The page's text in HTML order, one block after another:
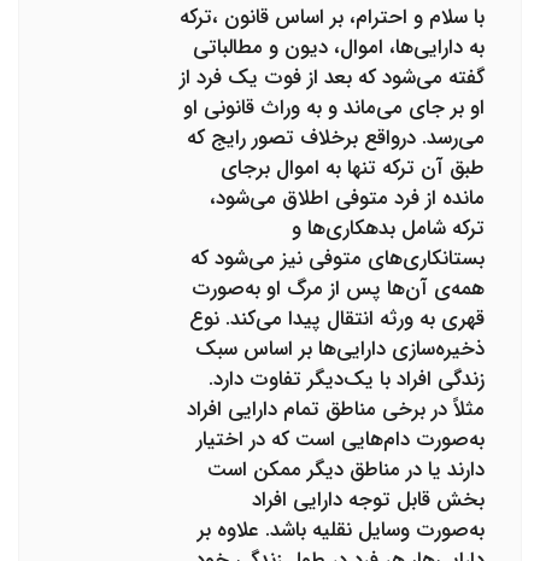
با سلام و احترام، بر اساس قانون ،ترکه
به دارایی‌ها، اموال، دیون و مطالباتی
گفته می‌شود که بعد از فوت یک فرد از
او بر جای می‌ماند و به وراث قانونی او
می‌رسد. درواقع برخلاف تصور رایج که
طبق آن ترکه تنها به اموال برجای
مانده از فرد متوفی اطلاق می‌شود،
ترکه شامل بدهکاری‌ها و
بستانکاری‌های متوفی نیز می‌شود که
همه‌ی آن‌ها پس از مرگ او به‌صورت
قهری به ورثه انتقال پیدا می‌کند. نوع
ذخیره‌سازی دارایی‌ها بر اساس سبک
زندگی افراد با یک‌دیگر تفاوت دارد.
مثلاً در برخی مناطق تمام دارایی افراد
به‌صورت دام‌هایی است که در اختیار
دارند یا در مناطق دیگر ممکن است
بخش قابل توجه دارایی افراد
به‌صورت وسایل نقلیه باشد. علاوه بر